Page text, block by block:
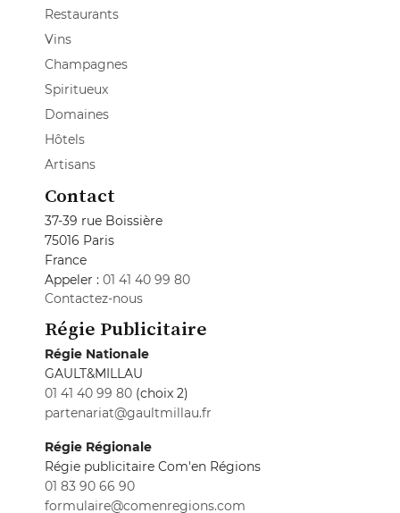
Restaurants
Vins
Champagnes
Spiritueux
Domaines
Hôtels
Artisans
Contact
37-39 rue Boissière
75016 Paris
France
Appeler : 01 41 40 99 80
Contactez-nous
Régie Publicitaire
Régie Nationale
GAULT&MILLAU
01 41 40 99 80 (choix 2)
partenariat@gaultmillau.fr
Régie Régionale
Régie publicitaire Com'en Régions
01 83 90 66 90
formulaire@comenregions.com